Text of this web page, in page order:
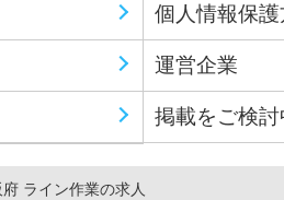
個人情報保
運営企業
掲載をご検
府 ライン作業の求人